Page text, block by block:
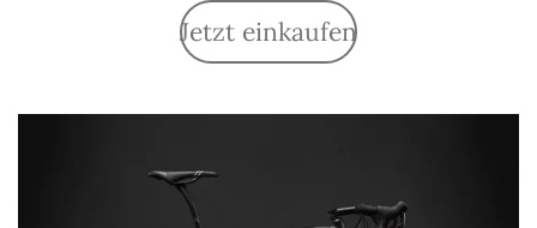
Jetzt einkaufen